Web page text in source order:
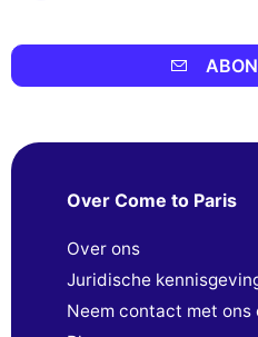
Over Come to Paris
Over ons
Juridische
Neem contact met ons